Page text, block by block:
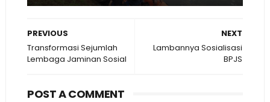
NEXT
Lambannya Sosialisasi
BPJS
PREVIOUS
Transformasi Sejumlah
Lembaga Jaminan Sosial
POST A COMMENT